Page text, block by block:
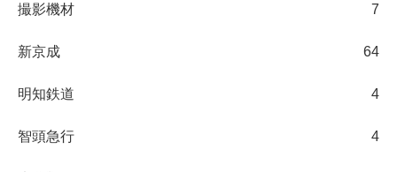
撮影機材 7
新京成 64
明知鉄道 4
智頭急行 4